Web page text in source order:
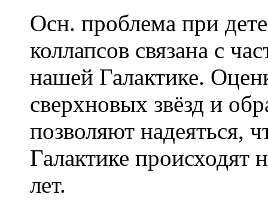
Осн. проблема при
коллапсов связана с
нашей Галактике.
сверхновых звёзд и
позволяют надеяться,
Галактике
лет.